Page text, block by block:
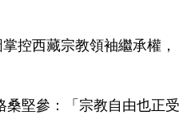
控西藏宗教領袖繼承權，
桑堅參：「宗教自由也正受